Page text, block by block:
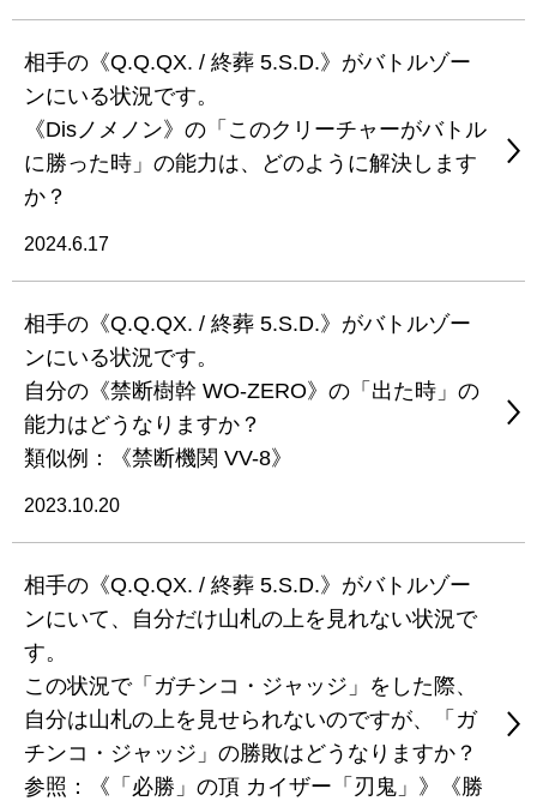
相手の《Q.Q.QX. / 終葬 5.S.D.》がバトルゾー
ンにいる状況です。
《Disノメノン》の「このクリーチャーがバトル
に勝った時」の能力は、どのように解決します
か？
2024.6.17
相手の《Q.Q.QX. / 終葬 5.S.D.》がバトルゾー
ンにいる状況です。
自分の《禁断樹幹 WO-ZERO》の「出た時」の
能力はどうなりますか？
類似例：《禁断機関 VV-8》
2023.10.20
相手の《Q.Q.QX. / 終葬 5.S.D.》がバトルゾー
ンにいて、自分だけ山札の上を見れない状況で
す。
この状況で「ガチンコ・ジャッジ」をした際、
自分は山札の上を見せられないのですが、「ガ
チンコ・ジャッジ」の勝敗はどうなりますか？
参照：《「必勝」の頂 カイザー「刃鬼」》《勝